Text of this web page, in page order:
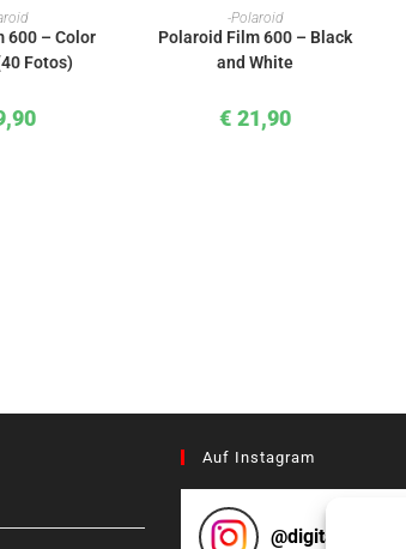
600 – Color
Fotos)
IN DEN WARENKORB
-Polaroid
Polaroid Film 600 – Black
and White
€ 21,90
Auf Instagram
@